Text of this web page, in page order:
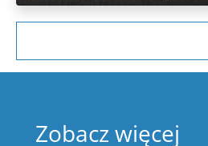
Zobacz więcej